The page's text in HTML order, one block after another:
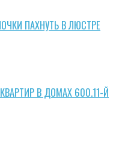
ПАХНУТЬ В ЛЮСТРЕ
В ДОМАХ 600.11-Й